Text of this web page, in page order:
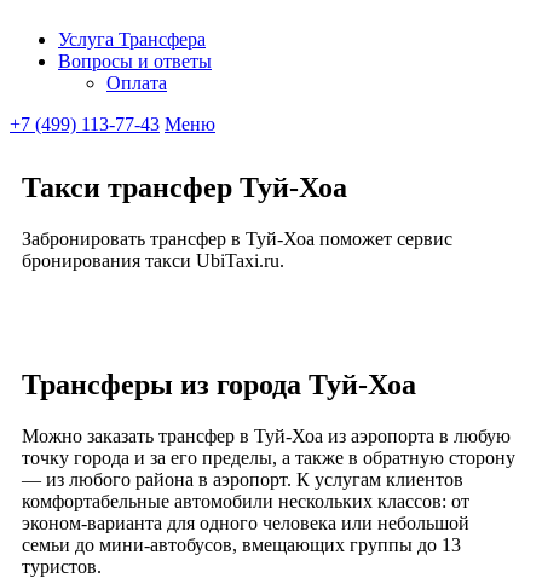
Ubitaxi
Услуга Трансфера
Вопросы и ответы
Оплата
+7 (499) 113-77-43 Меню
Такси трансфер Туй-Хоа
Забронировать трансфер в Туй-Хоа поможет сервис
бронирования такси UbiTaxi.ru.
Трансферы из города Туй-Хоа
Можно заказать трансфер в Туй-Хоа из аэропорта в любую
точку города и за его пределы, а также в обратную сторону
— из любого района в аэропорт. К услугам клиентов
комфортабельные автомобили нескольких классов: от
эконом-варианта для одного человека или небольшой
семьи до мини-автобусов, вмещающих группы до 13
туристов.